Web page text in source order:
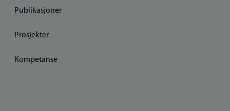
Publikasjoner
Prosjekter
Kompetanse